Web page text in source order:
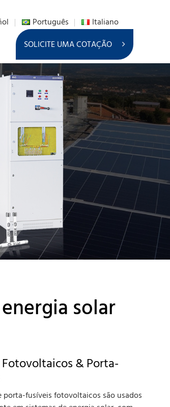
SOLICITE UMA COTAÇÃO
Português Italiano
solar
& Porta-
porta-fusíveis fotovoltaicos são usados